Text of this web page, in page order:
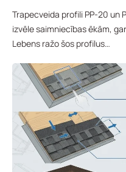
Trapecveida profili PP-20 un
izvēle saimniecības ēkām,
Lebens ražo šos profilus…